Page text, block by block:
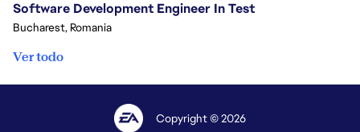
Software Development Engineer In Test
Bucharest, Romania
Ver todo
Copyright © 2026